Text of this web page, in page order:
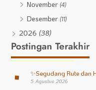
November(4)
Desember(11)
2026 (38)
Postingan Terakhir
✨Segudang Rute dan
5 Agustus 2026